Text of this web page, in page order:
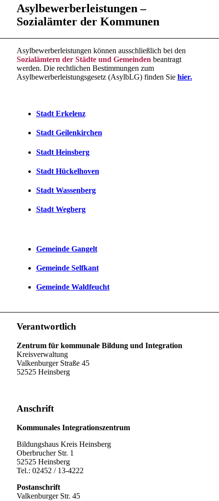
Asylbewerberleistungen –
Sozialämter der Kommunen
Asylbewerberleistungen können ausschließlich bei den
Sozialämtern der Städte und Gemeinden beantragt
werden. Die rechtlichen Bestimmungen zum
Asylbewerberleistungsgesetz (AsylbLG) finden Sie hier.
Stadt Erkelenz
Stadt Geilenkirchen
Stadt Heinsberg
Stadt Hückelhoven
Stadt Wassenberg
Stadt Wegberg
Gemeinde Gangelt
Gemeinde Selfkant
Gemeinde Waldfeucht
Verantwortlich
Zentrum für kommunale Bildung und Integration
Kreisverwaltung
Valkenburger Straße 45
52525 Heinsberg
Anschrift
Kommunales Integrationszentrum
Bildungshaus Kreis Heinsberg
Oberbrucher Str. 1
52525 Heinsberg
Tel.: 02452 / 13-4222
Postanschrift
Valkenburger Str. 45